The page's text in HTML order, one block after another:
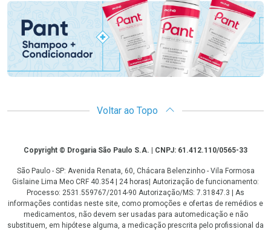
Voltar ao Topo
CopyrightCopyright © Drogaria São Paulo S.A. | CNPJ: 61.412.110/0565-33
São Paulo - SP: Avenida Renata, 60, Chácara Belenzinho - Vila Formosa
Gislaine Lima Meo CRF 40.354 | 24 horas| Autorização de funcionamento:
Processo: 2531.559767/2014-90 Autorização/MS: 7.31847.3 | As
informações contidas neste site, como promoções e ofertas de remédios e
medicamentos, não devem ser usadas para automedicação e não
substituem, em hipótese alguma, a medicação prescrita pelo profissional da